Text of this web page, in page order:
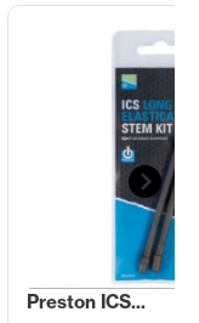
Preston ICS...